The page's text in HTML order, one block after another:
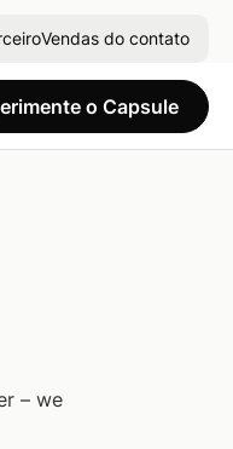
Vendas do contato
o Capsule
– we